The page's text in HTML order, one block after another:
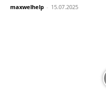
maxwelhelp - 15.07.2025